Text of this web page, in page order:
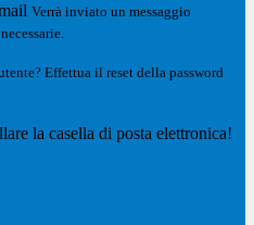
Verrà inviato un messaggio
Effettua il reset della password
la casella di posta elettronica!